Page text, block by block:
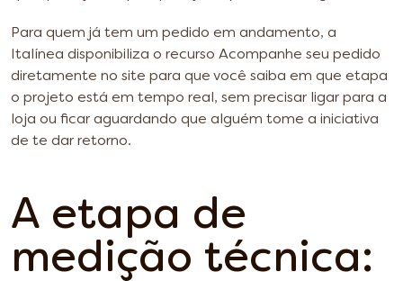
Para quem já tem um pedido em andamento, a
Italínea disponibiliza o recurso Acompanhe seu pedido
diretamente no site para que você saiba em que etapa
o projeto está em tempo real, sem precisar ligar para a
loja ou ficar aguardando que alguém tome a iniciativa
de te dar retorno.
A etapa de
medição técnica: